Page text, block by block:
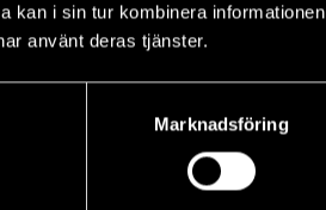
kan i sin tur kombinera informationen
använt deras tjänster.
Marknadsföring